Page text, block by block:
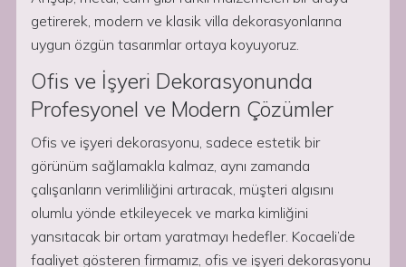
getirerek, modern ve klasik villa dekorasyonlarına
uygun özgün tasarımlar ortaya koyuyoruz.
Ofis ve İşyeri Dekorasyonunda
Profesyonel ve Modern Çözümler
Ofis ve işyeri dekorasyonu, sadece estetik bir
görünüm sağlamakla kalmaz, aynı zamanda
çalışanların verimliliğini artıracak, müşteri algısını
olumlu yönde etkileyecek ve marka kimliğini
yansıtacak bir ortam yaratmayı hedefler. Kocaeli’de
faaliyet gösteren firmamız, ofis ve işyeri dekorasyonu